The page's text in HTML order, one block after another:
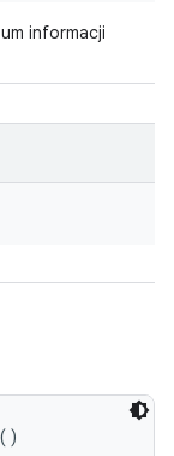
informacji